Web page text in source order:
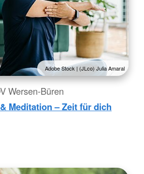
Adobe Stock | (JLco) Julia Amaral
Wersen-Büren
Meditation – Zeit für dich